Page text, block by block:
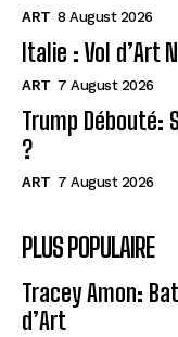
ART 8 August 2026
Italie : Vol d’Art
ART 7 August 2026
Trump Débouté:
?
ART 7 August 2026
PLUS POPULAIRE
Tracey Amon:
d’Art